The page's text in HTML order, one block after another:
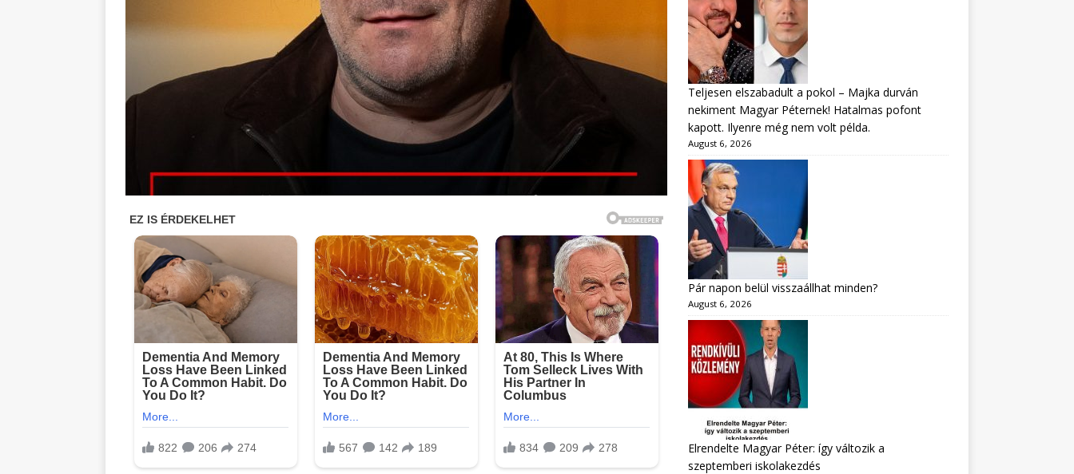
Teljesen elszabadult a pokol – Majka durván
nekiment Magyar Péternek! Hatalmas pofont
kapott. Ilyenre még nem volt példa.
August 6, 2026
Pár napon belül visszaállhat minden?
August 6, 2026
Elrendelte Magyar Péter: így változik a
szeptemberi iskolakezdés